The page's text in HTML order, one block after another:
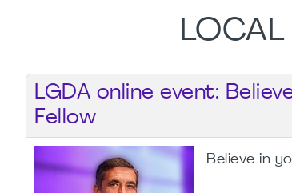
LOCAL
LGDA online event:
Fellow
Believe in